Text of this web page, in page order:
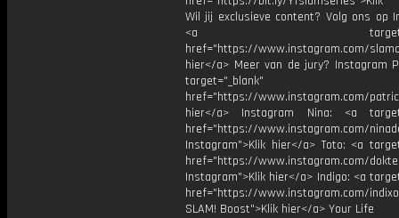
Wil jij exclusieve content? Volg ons op
<a
href="https://www.instagram.com/
hier</a> Meer van de jury? Instagram
target="_blank"
href="https://www.instagram.com/
hier</a> Instagram Nina: <a
href="https://www.instagram.com/
Instagram">Klik hier</a> Toto: <a
href="https://www.instagram.com/
Instagram">Klik hier</a> Indigo: <a
href="https://www.instagram.com/
SLAM! Boost">Klik hier</a> Your Life